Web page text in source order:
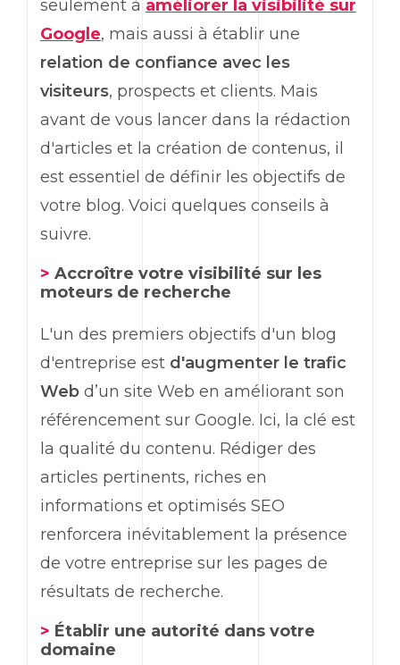
seulement à améliorer la visibilité sur
Google, mais aussi à établir une
relation de confiance avec les
visiteurs, prospects et clients. Mais
avant de vous lancer dans la rédaction
d'articles et la création de contenus, il
est essentiel de définir les objectifs de
votre blog. Voici quelques conseils à
suivre.
> Accroître votre visibilité sur les
moteurs de recherche
L'un des premiers objectifs d'un blog
d'entreprise est d'augmenter le trafic
Web d’un site Web en améliorant son
référencement sur Google. Ici, la clé est
la qualité du contenu. Rédiger des
articles pertinents, riches en
informations et optimisés SEO
renforcera inévitablement la présence
de votre entreprise sur les pages de
résultats de recherche.
> Établir une autorité dans votre
domaine